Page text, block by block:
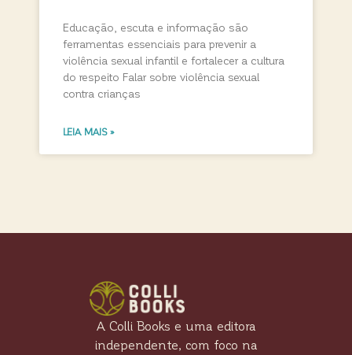
Educação, escuta e informação são
ferramentas essenciais para prevenir a
violência sexual infantil e fortalecer a cultura
do respeito Falar sobre violência sexual
contra crianças
LEIA MAIS »
A Colli Books e uma editora
independente, com foco na